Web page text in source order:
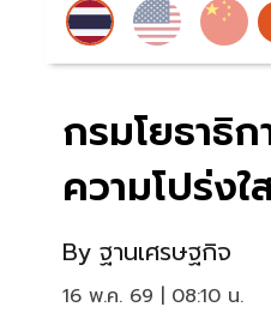
กรมโยธาธิ
ความโปร่งใ
By ฐานเศรษฐกิจ
16 พ.ค. 69 | 08:10 น.